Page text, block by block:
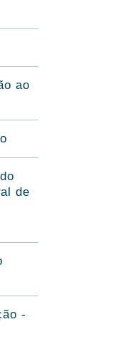
ao
de
-